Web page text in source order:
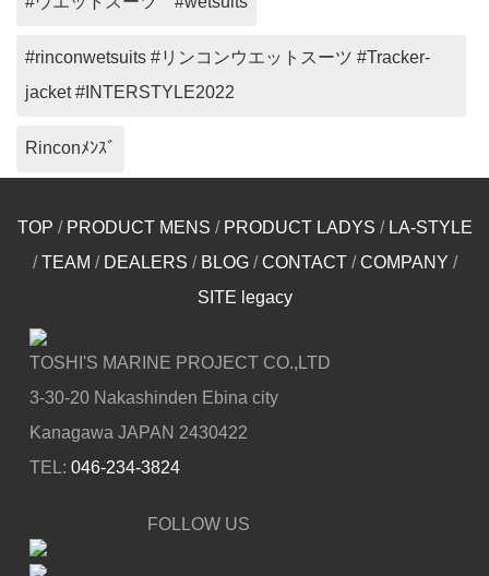
#rinconwetsuits #リンコンウエットスーツ #Tracker-
jacket #INTERSTYLE2022
Rinconﾒﾝｽﾞ
TOP / PRODUCT MENS / PRODUCT LADYS / LA-STYLE
/TEAM / DEALERS / BLOG/CONTACT/COMPANY /
SITE legacy
TOSHI'S MARINE PROJECT CO.,LTD
3-30-20 Nakashinden Ebina city
Kanagawa JAPAN 2430422
TEL: 046-234-3824
FOLLOW US